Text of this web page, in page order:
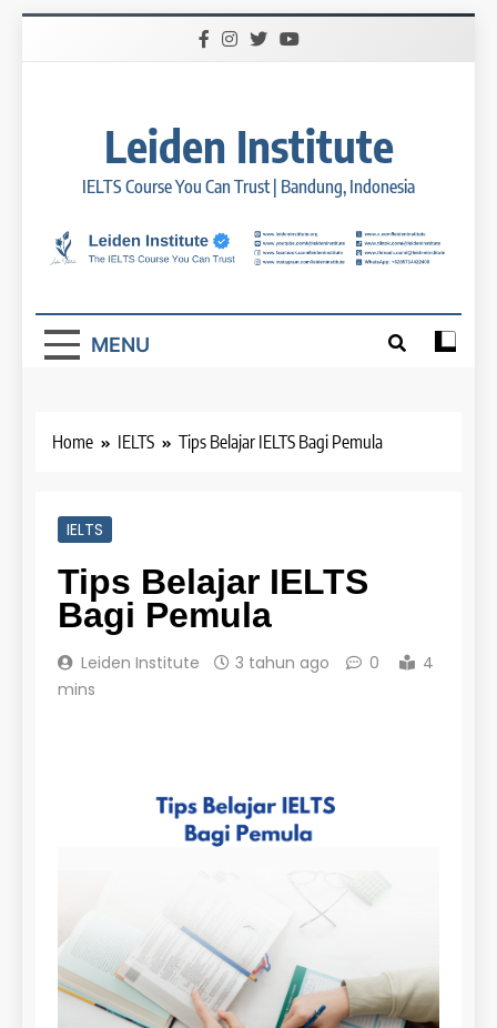
Leiden Institute
IELTS Course You Can Trust | Bandung, Indonesia
MENU
Home IELTS Tips Belajar IELTS Bagi Pemula
IELTS
Tips Belajar IELTS
Bagi Pemula
Leiden Institute 3 tahun ago 0
4
mins